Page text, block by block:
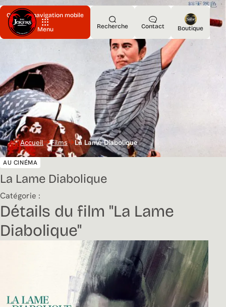
Ouvrir la navigation mobile
Menu
Recherche Contact Boutique
La Lame Diabolique
Catégorie :
AU CINÉMA
Accueil Films La Lame Diabolique
Détails du film "La Lame
Diabolique"